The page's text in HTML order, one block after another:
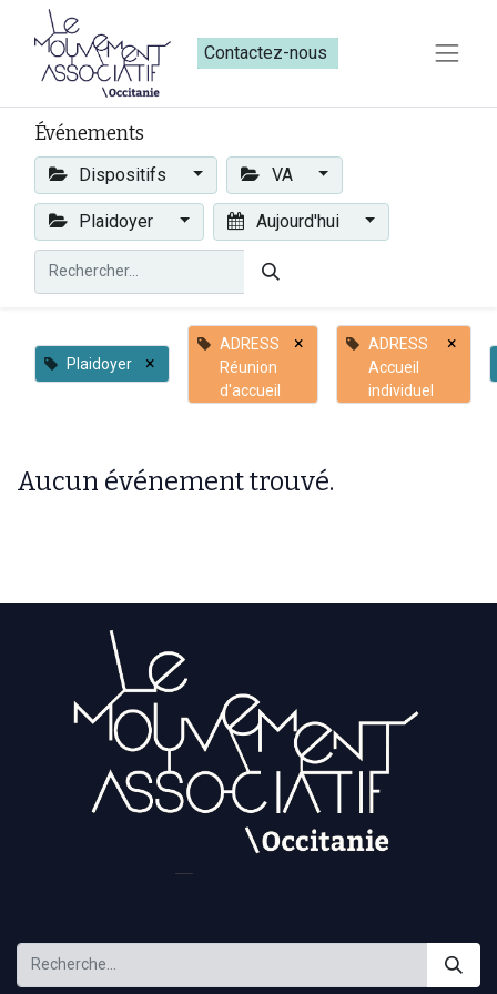
Contactez-nous​​
Événements
Dispositifs VA
Plaidoyer Aujourd'hui
Plaidoyer ×
ADRESS
Réunion
d'accueil
×
ADRESS
Accueil
individuel
×
Aucun événement trouvé.